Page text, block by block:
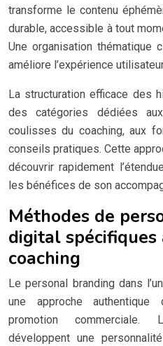
transforme le contenu
durable, accessible à tout
Une organisation thématique
améliore l’expérience
La structuration efficace des
des catégories dédiées
coulisses du coaching, aux
conseils pratiques. Cette
découvrir rapidement
les bénéfices de son
Méthodes de
digital spécifiques
coaching
Le personal branding dans
une approche
promotion commerciale.
développent une